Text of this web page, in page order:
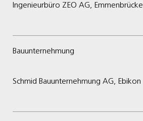
Ingenieurbüro ZEO AG, Emmenbrücke
Bauunternehmung
Schmid Bauunternehmung AG, Ebikon